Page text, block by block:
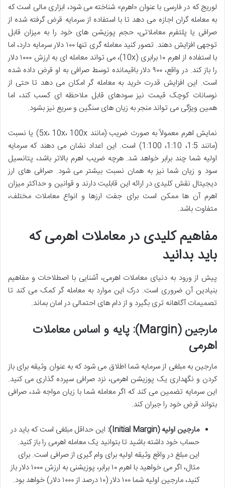
لوریج که در فارسی با عنوان «اهرم» شناخته می شود، ابزاری مالی است که
به معامله گران اجازه می دهد تا با استفاده از سرمایه قرض گرفته شده از
صرافی یا پلتفرم معاملاتی، حجم پوزیشن های خود را به میزان قابل
توجهی افزایش دهند. تصور کنید معامله گری تنها ۱۰۰ دلار سرمایه دارد، اما
با استفاده از اهرم ۱۰ برابری (10x)، می تواند معامله ای به ارزش ۱۰۰۰ دلار
را باز کند. در واقع، ۹۰۰ دلار باقیمانده توسط صرافی به او قرض داده شده
است. این افزایش قدرت خرید به معامله گر امکان می دهد تا حتی از
نوسانات کوچک قیمت نیز سودهای قابل ملاحظه ای کسب کند، اما
همین ویژگی می تواند منجر به زیان های سنگین و سریع نیز بشود.
نمایش اهرم معمولاً به صورت ضریب (مانند 5x، 10x، 100x) یا نسبت
(مانند 1:5، 1:10، 1:100) است. این اعداد نشان می دهند که سرمایه
اولیه شما چند برابر خواهد شد. هرچه ضریب اهرم بالاتر باشد، پتانسیل
سود و زیان شما نیز به همان نسبت بیشتر می شود. صرافی های ارز
دیجیتال نقش کلیدی در ارائه این قابلیت دارند و قوانین و حداکثر میزان
اهرم آن ها ممکن است برای جفت ارزها و انواع معاملات مختلف،
متفاوت باشد.
مفاهیم کلیدی در معاملات اهرمی که
باید بدانید
پیش از ورود به دنیای معاملات اهرمی، آشنایی با اصطلاحات و مفاهیم
بنیادین آن ضروری است. درک این موارد به معامله گر کمک می کند تا
تصمیمات آگاهانه تری بگیرد و از دام های احتمالی در امان بماند.
مارجین (Margin): پایه و اساس معاملات
اهرمی
مارجین به مبلغی از سرمایه شما اطلاق می شود که به عنوان وثیقه برای باز
کردن و نگهداری یک پوزیشن اهرمی، نزد صرافی سپرده گذاری می کنید.
این سرمایه تضمین می کند که اگر معامله شما با زیان مواجه شد، صرافی
بتواند قرض خود را جبران کند.
مارجین اولیه (Initial Margin):
این حداقل مبلغی است که باید در
حساب خود داشته باشید تا بتوانید یک معامله اهرمی را باز کنید.
این مبلغ در واقع وثیقه اولیه برای وام گیری از صرافی است. برای
مثال، اگر می خواهید با اهرم ۱۰ برابر، پوزیشنی به ارزش ۱۰۰۰ دلار باز
کنید، مارجین اولیه شما ۱۰۰ دلار (۱۰ درصد از ۱۰۰۰ دلار) خواهد بود.